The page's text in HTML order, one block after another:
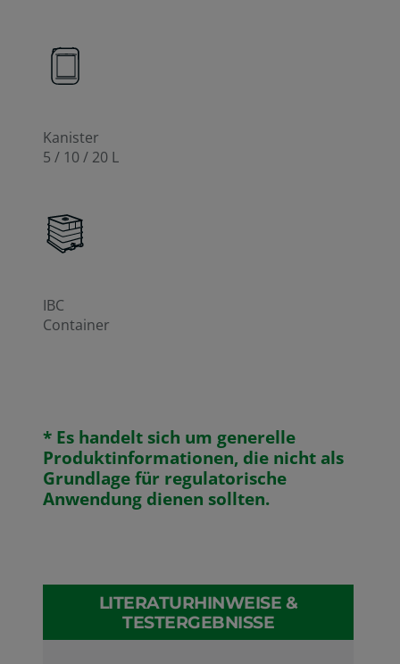
Kanister
5 / 10 / 20 L
IBC
Container
* Es handelt sich um generelle
Produktinformationen, die nicht als
Grundlage für regulatorische
Anwendung dienen sollten.
LITERATURHINWEISE &
TESTERGEBNISSE